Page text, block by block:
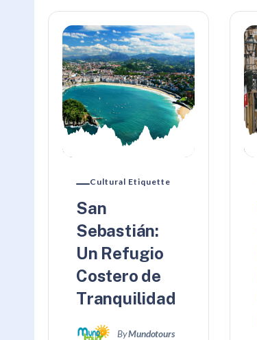
Cultural Etiquette
San
Sebastián:
Un Refugio
Costero de
Tranquilidad
ByMundotours